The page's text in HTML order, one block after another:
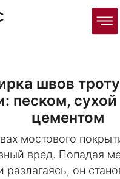
швов
песком,
цементом
мостового
вред. Попадая
разлагаясь, он